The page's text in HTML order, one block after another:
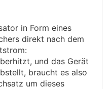
in Form eines
direkt nach dem
und das Gerät
braucht es also
um dieses